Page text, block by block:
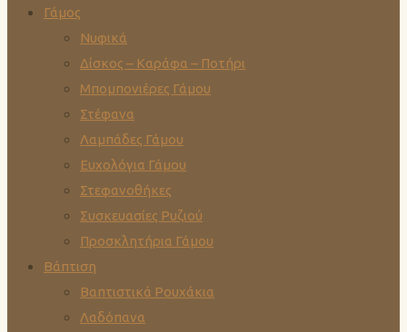
Γάμος
Νυφικά
Δίσκος – Καράφα – Ποτήρι
Μπομπονιέρες Γάμου
Στέφανα
Λαμπάδες Γάμου
Ευχολόγια Γάμου
Στεφανοθήκες
Συσκευασίες Ρυζιού
Προσκλητήρια Γάμου
Βάπτιση
Βαπτιστικά Ρουχάκια
Λαδόπανα